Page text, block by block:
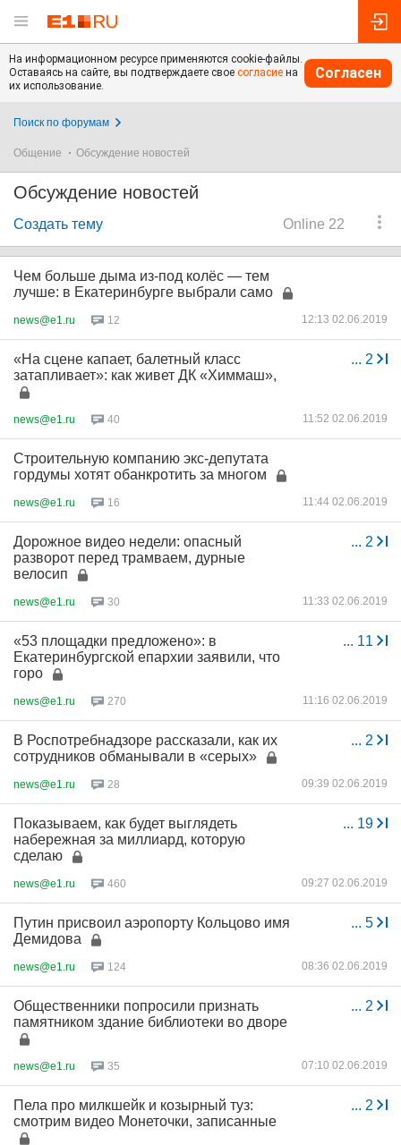
На информационном ресурсе применяются cookie-файлы.
Оставаясь на сайте, вы подтверждаете свое согласие на
их использование.
Согласен
Поиск по форумам
Общение Обсуждение новостей
Обсуждение новостей
Online 22
Создать тему
Чем больше дыма из-под колёс — тем
лучше: в Екатеринбурге выбрали само
news@e1.ru 12 12:13 02.06.2019
... 2
«На сцене капает, балетный класс
затапливает»: как живет ДК «Химмаш»,
news@e1.ru 40 11:52 02.06.2019
Строительную компанию экс-депутата
гордумы хотят обанкротить за многом
news@e1.ru 16 11:44 02.06.2019
... 2
Дорожное видео недели: опасный
разворот перед трамваем, дурные
велосип
news@e1.ru 30 11:33 02.06.2019
... 11
«53 площадки предложено»: в
Екатеринбургской епархии заявили, что
горо
news@e1.ru 270 11:16 02.06.2019
... 2
В Роспотребнадзоре рассказали, как их
сотрудников обманывали в «серых»
news@e1.ru 28 09:39 02.06.2019
... 19
Показываем, как будет выглядеть
набережная за миллиард, которую
сделаю
news@e1.ru 460 09:27 02.06.2019
... 5
Путин присвоил аэропорту Кольцово имя
Демидова
news@e1.ru 124 08:36 02.06.2019
... 2
Общественники попросили признать
памятником здание библиотеки во дворе
news@e1.ru 35 07:10 02.06.2019
... 2
Пела про милкшейк и козырный туз:
смотрим видео Монеточки, записанные